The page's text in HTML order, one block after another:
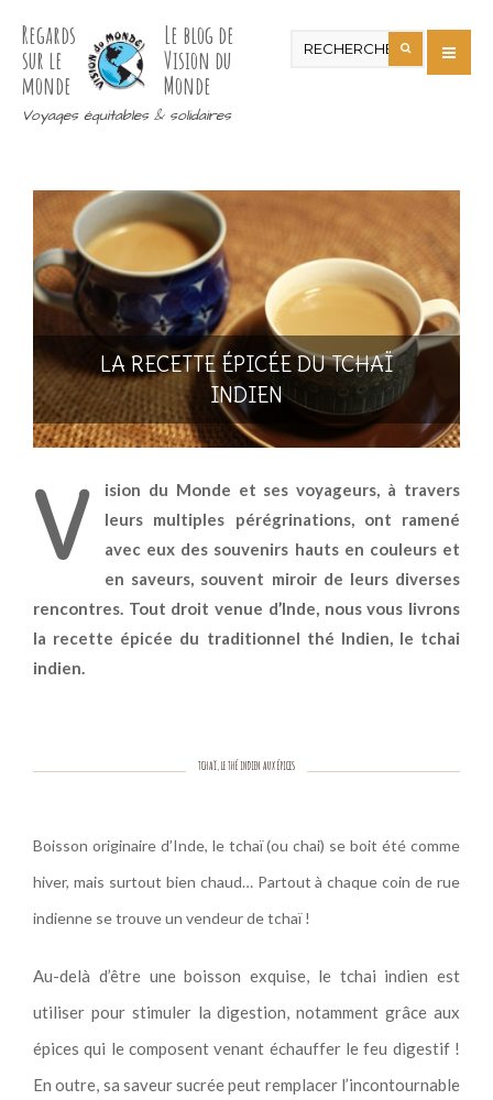
Regards
sur le
monde
Le blog de
Vision du
Monde
Voyages équitables & solidaires
LA RECETTE ÉPICÉE DU TCHAÏ
INDIEN
V
ision du Monde et ses voyageurs, à travers
leurs multiples pérégrinations, ont ramené
avec eux des souvenirs hauts en couleurs et
en saveurs, souvent miroir de leurs diverses
rencontres. Tout droit venue d’Inde, nous vous livrons
la recette épicée du traditionnel thé Indien, le tchai
indien.
TCHAÏ, LE THÉ INDIEN AUX ÉPICES
Boisson originaire d’Inde, le tchaï (ou chai) se boit été comme
hiver, mais surtout bien chaud… Partout à chaque coin de rue
indienne se trouve un vendeur de tchaï !
Au-delà d’être une boisson exquise, le tchai indien est
utiliser pour stimuler la digestion, notamment grâce aux
épices qui le composent venant échauffer le feu digestif !
En outre, sa saveur sucrée peut remplacer l’incontournable